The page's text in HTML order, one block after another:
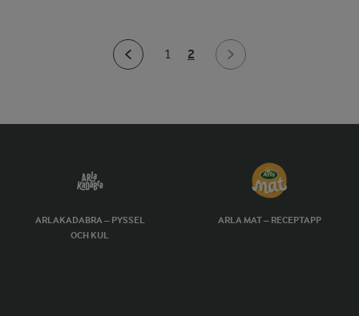
1 2
ARLAKADABRA – PYSSEL
OCH KUL
ARLA MAT – RECEPTAPP